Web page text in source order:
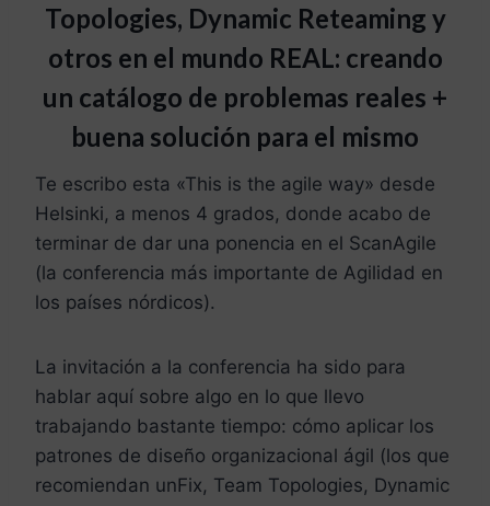
Topologies, Dynamic Reteaming y
otros en el mundo REAL: creando
un catálogo de problemas reales +
buena solución para el mismo
Te escribo esta «This is the agile way» desde
Helsinki, a menos 4 grados, donde acabo de
terminar de dar una ponencia en el ScanAgile
(la conferencia más importante de Agilidad en
los países nórdicos).
La invitación a la conferencia ha sido para
hablar aquí sobre algo en lo que llevo
trabajando bastante tiempo: cómo aplicar los
patrones de diseño organizacional ágil (los que
recomiendan unFix, Team Topologies, Dynamic